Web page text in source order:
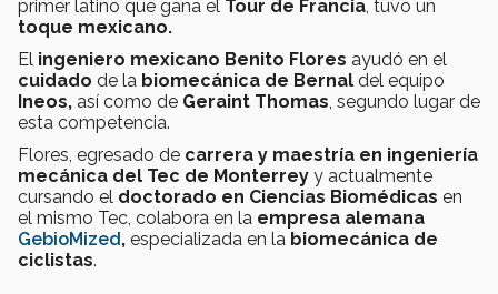
primer latino que gana el Tour de Francia , tuvo un
toque mexicano.
El ingeniero mexicano Benito Flores ayudó en el
cuidado de la biomecánica de Bernal del equipo
Ineos, así como de Geraint Thomas , segundo lugar de
esta competencia.
Flores, egresado de carrera y maestría en ingeniería
mecánica del Tec de Monterrey y actualmente
cursando el doctorado en Ciencias Biomédicas en
el mismo Tec, colabora en la empresa alemana
GebioMized, especializada en la biomecánica de
ciclistas.